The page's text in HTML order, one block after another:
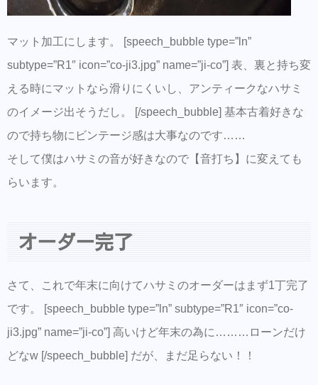
マット加工にします。 [speech_bubble type=”ln”
subtype=”R1″ icon=”co-ji3.jpg” name=”ji-co”] 表、裏と持ち変
える時にマットなら滑りにくいし、アンティークなハサミ
のイメージ出そうだし。 [/speech_bubble] 基本古着好きな
ので持ち物にビンテージ感は大事なのです……
そして僕はハサミの音が好きなので【音打ち】に変えても
らいます。
オーダー完了
さて、これで年末に向けてハサミのオーダーはまず1丁完了
です。 [speech_bubble type=”ln” subtype=”R1″ icon=”co-
ji3.jpg” name=”ji-co”] 高いけど年末の為に………ローンだけ
どなw [/speech_bubble] だが、まだ足らない！！